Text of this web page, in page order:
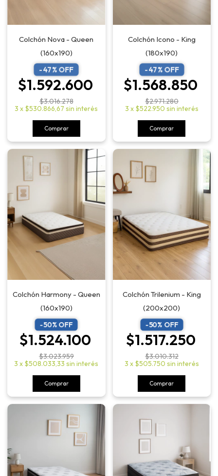
Colchón Nova - Queen
(160x190)
-47% OFF
$1.592.600
$3.016.278
3 x $530.866,67 sin interés
Comprar
Colchón Icono - King
(180x190)
-47% OFF
$1.568.850
$2.971.280
3 x $522.950 sin interés
Comprar
Colchón Harmony - Queen
(160x190)
-50% OFF
$1.524.100
$3.023.959
3 x $508.033,33 sin interés
Comprar
Colchón Trilenium - King
(200x200)
-50% OFF
$1.517.250
$3.010.312
3 x $505.750 sin interés
Comprar